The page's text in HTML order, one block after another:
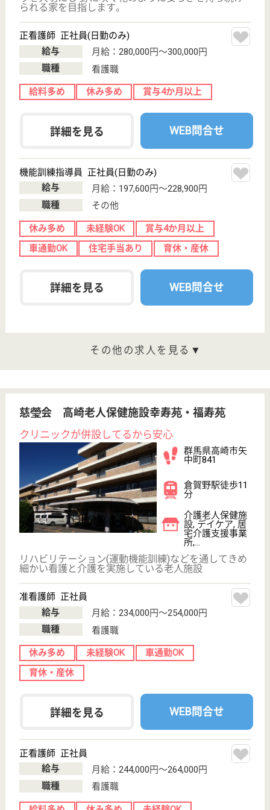
サイトマップ 利用規約
プライバシーポリシー 運営会社
採用ご担当者様へ お知らせ
看護師の求人・転職なら
『クリックジョブ看護』
介護職求人支援サービス『クリックジョブ介護』運営会社:
Copyright©LifeOnes Ltd. All Rights Reserved